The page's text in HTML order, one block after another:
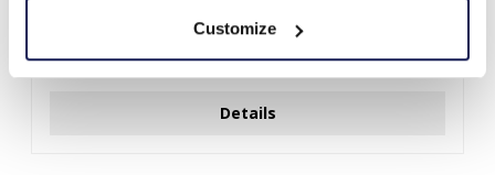
Customize
J-C4.3 N301-038G S. Steel Necklaces 39-44cm - 6pcs
Details